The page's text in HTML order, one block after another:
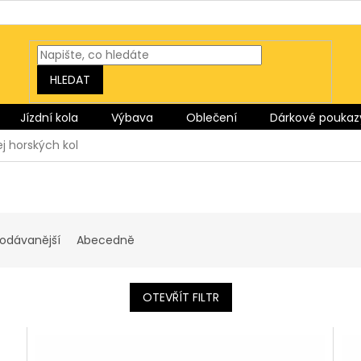
HLEDAT
Jízdní kola Výbava Oblečení Dárkové
horských kol
Abecedně
OTEVŘÍT FILTR